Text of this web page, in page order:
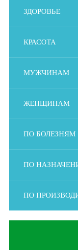
ЗДОРОВЬЕ
КРАСОТА
МУЖЧИНАМ
ЖЕНЩИНАМ
ПО БОЛЕЗНЯМ
ПО
ПО